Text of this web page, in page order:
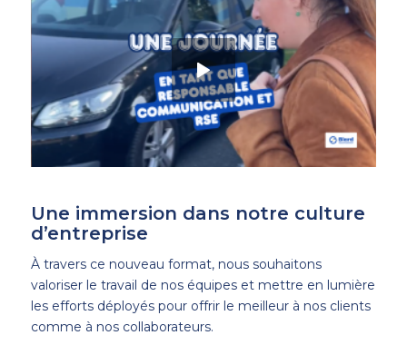
Une immersion dans notre culture
d’entreprise
À travers ce nouveau format, nous souhaitons
valoriser le travail de nos équipes et mettre en lumière
les efforts déployés pour offrir le meilleur à nos clients
comme à nos collaborateurs.